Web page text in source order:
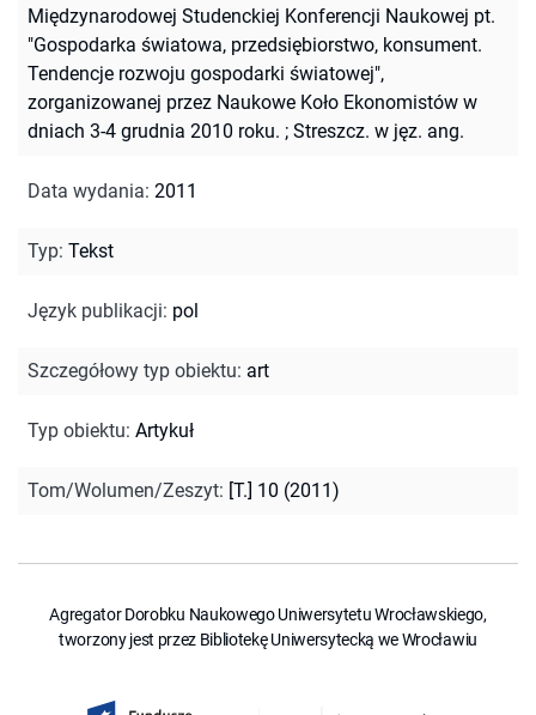
Międzynarodowej Studenckiej Konferencji Naukowej pt.
"Gospodarka światowa, przedsiębiorstwo, konsument.
Tendencje rozwoju gospodarki światowej",
zorganizowanej przez Naukowe Koło Ekonomistów w
dniach 3-4 grudnia 2010 roku. ; Streszcz. w jęz. ang.
Data wydania: 2011
Typ: Tekst
Język publikacji: pol
Szczegółowy typ obiektu: art
Typ obiektu: Artykuł
Tom/Wolumen/Zeszyt: [T.] 10 (2011)
Agregator Dorobku Naukowego Uniwersytetu Wrocławskiego,
tworzony jest przez Bibliotekę Uniwersytecką we Wrocławiu